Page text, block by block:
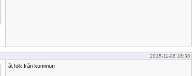
2015-11-06 16:30
åt folk från kommun